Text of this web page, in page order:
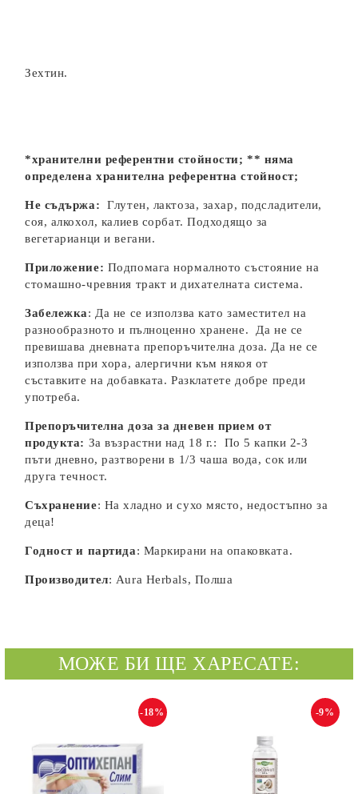
Зехтин.
*хранителни референтни стойности; ** няма
определена хранителна референтна стойност;
Не съдържа:Глутен, лактоза, захар, подсладители,
соя, алкохол, калиев сорбат. Подходящо за
вегетарианци и вегани.
Приложение: Подпомага нормалното състояние на
стомашно-чревния тракт и дихателната система.
Забележка: Да не се използва като заместител на
разнообразното и пълноценно хранене. Да не се
превишава дневната препоръчителна доза. Да не се
използва при хора, алергични към някоя от
съставките на добавката. Разклатете добре преди
употреба.
Препоръчителна доза за дневен прием от
продукта: За възрастни над 18 г.: По 5 капки 2-3
пъти дневно, разтворени в 1/3 чаша вода, сок или
друга течност.
Съхранение: На хладно и сухо място, недостъпно за
деца!
Годност и партида: Маркирани на опаковката.
Производител: Aura Herbals, Полша
МОЖЕ БИ ЩЕ ХАРЕСАТЕ:
-18% -9%